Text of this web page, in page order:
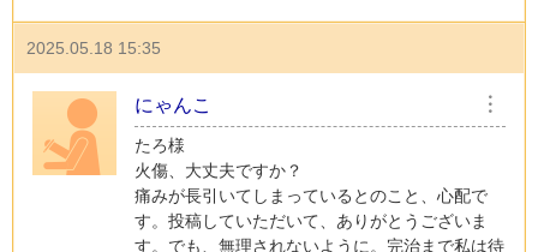
2025.05.18 15:35
にゃんこ ︙
たろ様
火傷、大丈夫ですか？
痛みが長引いてしまっているとのこと、心配で
す。投稿していただいて、ありがとうございま
す。でも、無理されないように。完治まで私は待